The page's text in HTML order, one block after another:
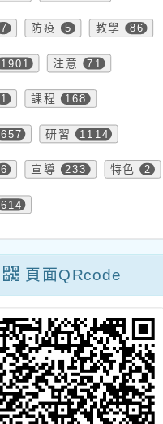
7 防疫 5 教學 86
1901 注意 71
1 課程 168
657 研習 1114
6 宣導 233 特色 2
614
頁面QRcode
轉知本府家庭暴力暨
115年度性騷擾防治
專業人員暨場所主人